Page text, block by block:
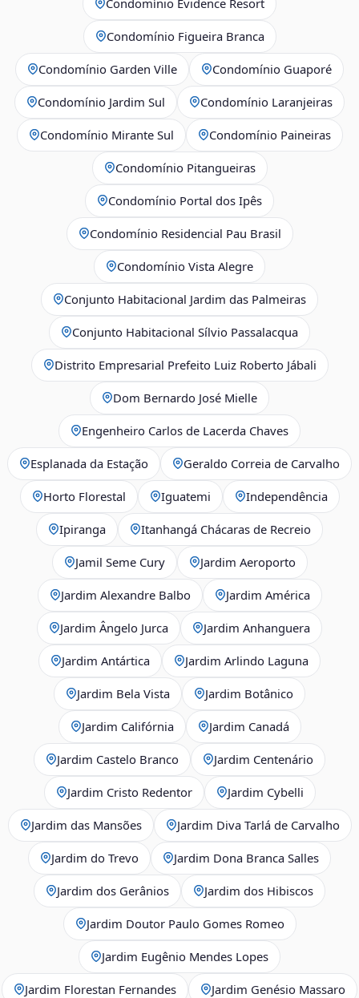
Condomínio Figueira Branca
Condomínio Garden Ville Condomínio Guaporé
Condomínio Jardim Sul Condomínio Laranjeiras
Condomínio Mirante Sul Condomínio Paineiras
Condomínio Pitangueiras
Condomínio Portal dos Ipês
Condomínio Residencial Pau Brasil
Condomínio Vista Alegre
Conjunto Habitacional Jardim das Palmeiras
Conjunto Habitacional Sílvio Passalacqua
Distrito Empresarial Prefeito Luiz Roberto Jábali
Dom Bernardo José Mielle
Engenheiro Carlos de Lacerda Chaves
Esplanada da Estação Geraldo Correia de Carvalho
Horto Florestal Iguatemi Independência
Ipiranga Itanhangá Chácaras de Recreio
Jamil Seme Cury Jardim Aeroporto
Jardim Alexandre Balbo Jardim América
Jardim Ângelo Jurca Jardim Anhanguera
Jardim Antártica Jardim Arlindo Laguna
Jardim Bela Vista Jardim Botânico
Jardim Califórnia Jardim Canadá
Jardim Castelo Branco Jardim Centenário
Jardim Cristo Redentor Jardim Cybelli
Jardim das Mansões Jardim Diva Tarlá de Carvalho
Jardim do Trevo Jardim Dona Branca Salles
Jardim dos Gerânios Jardim dos Hibiscos
Jardim Doutor Paulo Gomes Romeo
Jardim Eugênio Mendes Lopes
Jardim Florestan Fernandes Jardim Genésio Massaro